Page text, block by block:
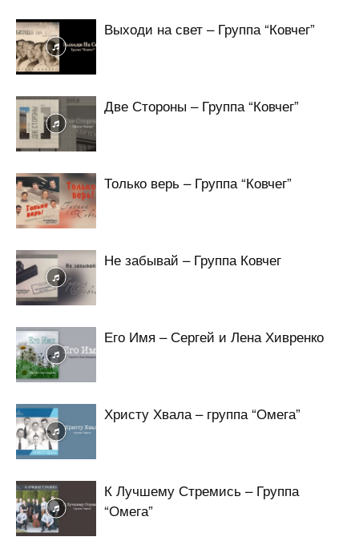
Выходи на свет – Группа “Ковчег”
Две Стороны – Группа “Ковчег”
Только верь – Группа “Ковчег”
Не забывай – Группа Ковчег
Его Имя – Сергей и Лена Хивренко
Христу Хвала – группа “Омега”
К Лучшему Стремись – Группа
“Омега”